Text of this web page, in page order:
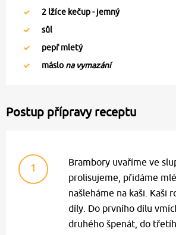
2 lžíce kečup - jemný
sůl
pepř mletý
máslo na vymazání
Postup přípravy receptu
1
Brambory uvaříme ve
prolisujeme, přidáme
našleháme na kaši. Kaši
díly. Do prvního dílu
druhého špenát, do